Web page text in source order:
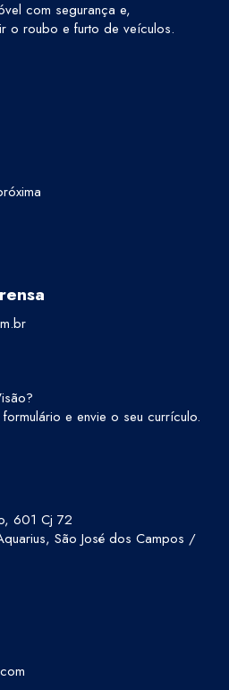
com segurança e,
o roubo e furto de veículos.
e envie o seu currículo.
601 Cj 72
São José dos Campos /